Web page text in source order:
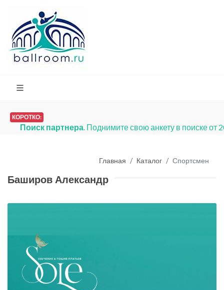
КОРОТКО:
Поиск партнера. Поднимите свою анкету в поиске от
Главная Каталог Спортсмен
Баширов Александр